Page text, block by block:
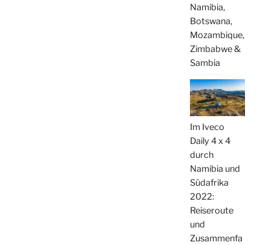
Namibia,
Botswana,
Mozambique,
Zimbabwe &
Sambia
Im Iveco
Daily 4 x 4
durch
Namibia und
Südafrika
2022:
Reiseroute
und
Zusammenfa